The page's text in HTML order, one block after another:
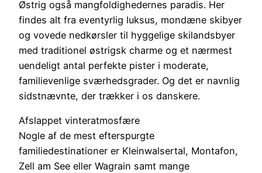
Østrig også mangfoldighedernes paradis. Her
findes alt fra eventyrlig luksus, mondæne skibyer
og vovede nedkørsler til hyggelige skilandsbyer
med traditionel østrigsk charme og et nærmest
uendeligt antal perfekte pister i moderate,
familievenlige sværhedsgrader. Og det er navnlig
sidstnævnte, der trækker i os danskere.
Afslappet vinteratmosfære
Nogle af de mest efterspurgte
familiedestinationer er Kleinwalsertal, Montafon,
Zell am See eller Wagrain samt mange